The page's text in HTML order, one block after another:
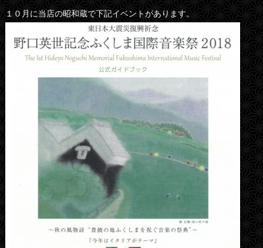
１０月に当店の昭和蔵で下記イベントがあります。